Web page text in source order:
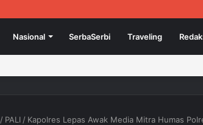
Nasional SerbaSerbi Traveling
/ PALI / Kapolres Lepas Awak Media Mitra Humas